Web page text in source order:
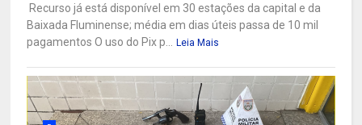
Recurso já está disponível em 30 estações da capital e da
Baixada Fluminense; média em dias úteis passa de 10 mil
pagamentos O uso do Pix p... Leia Mais